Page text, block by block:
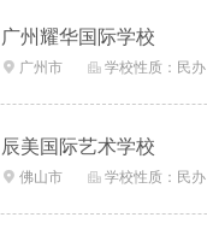
广州耀华国际学校
 广州市  学校性质：民办
辰美国际艺术学校
 佛山市  学校性质：民办